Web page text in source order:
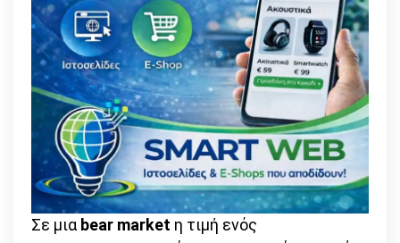
Σε μια bear market η τιμή ενός